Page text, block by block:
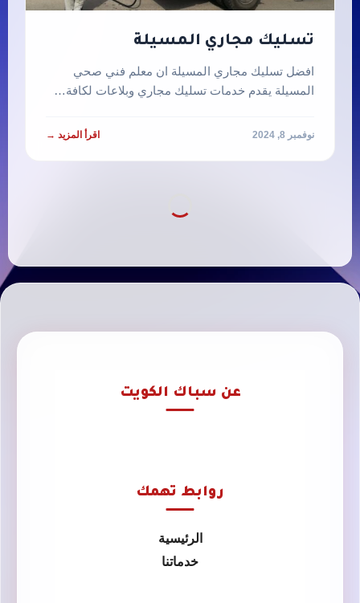
تسليك مجاري المسيلة
افضل تسليك مجاري المسيلة ان معلم فني صحي
المسيلة يقدم خدمات تسليك مجاري وبلاعات لكافة…
نوفمبر 8, 2024 اقرأ المزيد →
عن سباك الكويت
روابط تهمك
الرئيسية
خدماتنا